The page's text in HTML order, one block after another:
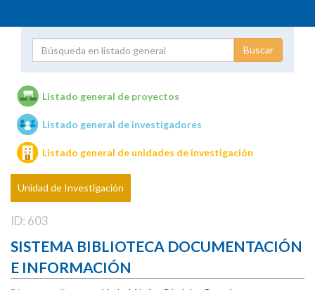
Unidades de investigación
Listado general de proyectos
Listado general de investigadores
Listado general de unidades de investigación
Unidad de Investigación
ID: 603
SISTEMA BIBLIOTECA DOCUMENTACIÓN
E INFORMACIÓN